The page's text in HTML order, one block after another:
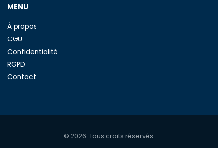
MENU
À propos
CGU
Confidentialité
RGPD
Contact
© 2026. Tous droits réservés.